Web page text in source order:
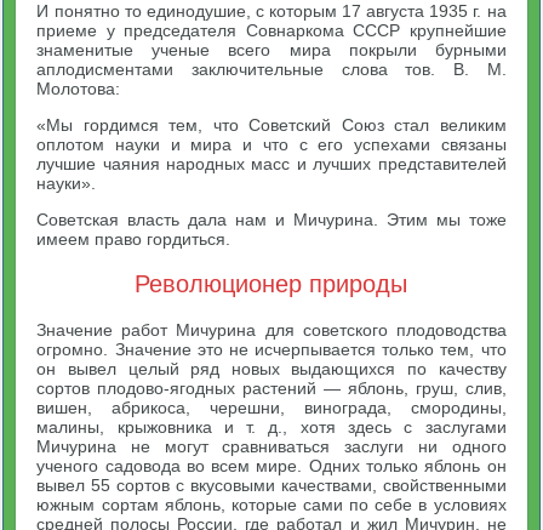
И понятно то единодушие, с которым 17 августа 1935 г. на
приеме у председателя Совнаркома СССР крупнейшие
знаменитые ученые всего мира покрыли бурными
аплодисментами заключительные слова тов. В. М.
Молотова:
«Мы гордимся тем, что Советский Союз стал великим
оплотом науки и мира и что с его успехами связаны
лучшие чаяния народных масс и лучших представителей
науки».
Советская власть дала нам и Мичурина. Этим мы тоже
имеем право гордиться.
Революционер природы
Значение работ Мичурина для советского плодоводства
огромно. Значение это не исчерпывается только тем, что
он вывел целый ряд новых выдающихся по качеству
сортов плодово-ягодных растений — яблонь, груш, слив,
вишен, абрикоса, черешни, винограда, смородины,
малины, крыжовника и т. д., хотя здесь с заслугами
Мичурина не могут сравниваться заслуги ни одного
ученого садовода во всем мире. Одних только яблонь он
вывел 55 сортов с вкусовыми качествами, свойственными
южным сортам яблонь, которые сами по себе в условиях
средней полосы России, где работал и жил Мичурин, не